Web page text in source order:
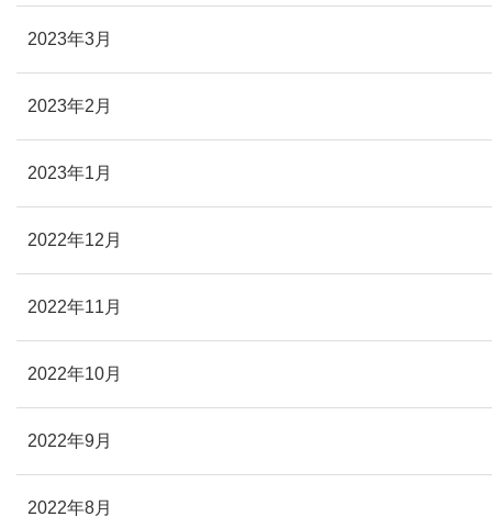
2023年3月
2023年2月
2023年1月
2022年12月
2022年11月
2022年10月
2022年9月
2022年8月